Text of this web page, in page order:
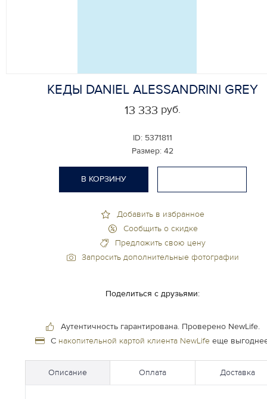
КЕДЫ DANIEL ALESSANDRINI GREY
ID: 5371811
Размер: 42
13 333 руб.
Добавить в избранное
Сообщить о скидке
Предложить свою цену
Запросить дополнительные фотографии
В КОРЗИНУ
Поделиться с друзьями:
Аутентичность гарантирована. Проверено NewLife.
С накопительной картой клиента NewLifeеще
Описание Оплата Доставка